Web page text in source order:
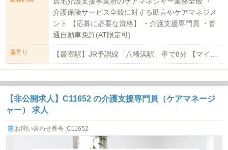
介護保険サービス全般に対する助言やケアマネジメ
ント 【応募に必要な資格】 ・介護支援専門員 ・普
通自動車免許(AT限定可)
最寄り
【非公開求人】C11652 の介護支援専門員（ケアマネージ
ャー） 求人
お問い合わせ番号 :C11652